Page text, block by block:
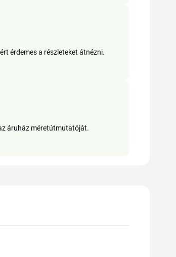
érdemes a részleteket átnézni.
áruház méretútmutatóját.